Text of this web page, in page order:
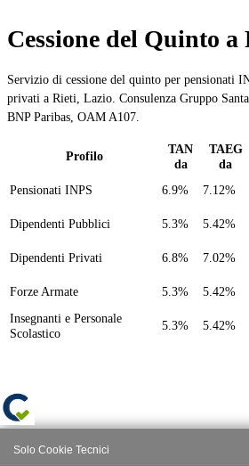
Cessione del Quinto
Servizio di cessione del quinto per pensionati
privati a Rieti, Lazio. Consulenza Gruppo
BNP Paribas, OAM A107.
Profilo
TAN
da
TAEG
da
Pensionati INPS 6.9% 7.12%
Dipendenti Pubblici
5.3% 5.42%
Dipendenti Privati
6.8% 7.02%
Forze Armate
5.3% 5.42%
Insegnanti e Personale
Scolastico
5.3% 5.42%
Solo Cookie Tecnici